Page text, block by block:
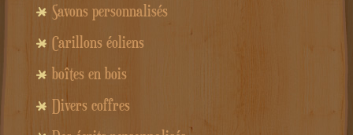
Savons personnalisés
Carillons éoliens
boîtes en bois
Divers coffres